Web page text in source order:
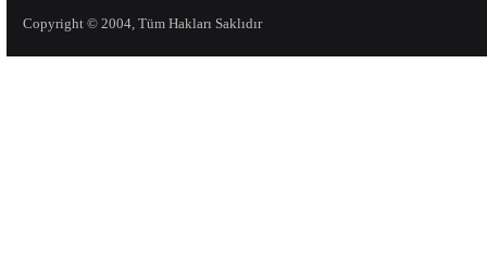
Copyright © 2004, Tüm Hakları Saklıdır